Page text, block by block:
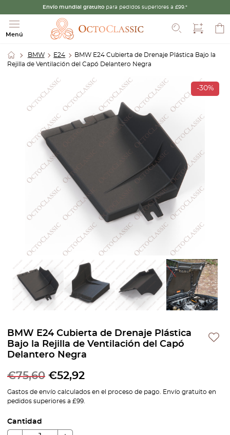
Envío mundial gratuito para pedidos superiores a £99.*
Menú
BMW E24
BMW E24 Cubierta de Drenaje Plástica Bajo la
Rejilla de Ventilación del Capó Delantero Negra
-30%
BMW E24 Cubierta de Drenaje Plástica
Bajo la Rejilla de Ventilación del Capó
Delantero Negra
€75,60 €52,92
Gastos de envío calculados en el proceso de pago. Envío gratuito en
pedidos superiores a £99.
Cantidad